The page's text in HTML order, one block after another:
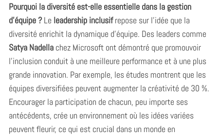
Pourquoi la diversité est-elle essentielle dans la gestion
d’équipe ?Le leadership inclusifrepose sur l’idée que la
diversité enrichit la dynamique d’équipe. Des leaders comme
Satya Nadellachez Microsoft ont démontré que promouvoir
l’inclusion conduit à une meilleure performance et à une plus
grande innovation. Par exemple, les études montrent que les
équipes diversifiées peuvent augmenter la créativité de 30 %.
Encourager la participation de chacun, peu importe ses
antécédents, crée un environnement où les idées variées
peuvent fleurir, ce qui est crucial dans un monde en